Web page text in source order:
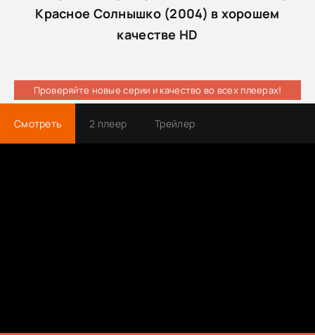
Красное Солнышко (2004) в хорошем
качестве HD
Проверяйте новые серии и качество во всех плеерах!
Смотреть 2 плеер Трейлер